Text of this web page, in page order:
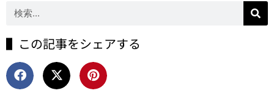
▌この記事をシェアする